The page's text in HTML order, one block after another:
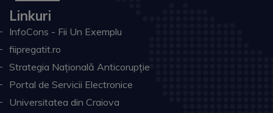
Linkuri
InfoCons - Fii Un Exemplu
fiipregatit.ro
Strategia Națională Anticorupție
Portal de Servicii Electronice
Universitatea din Craiova